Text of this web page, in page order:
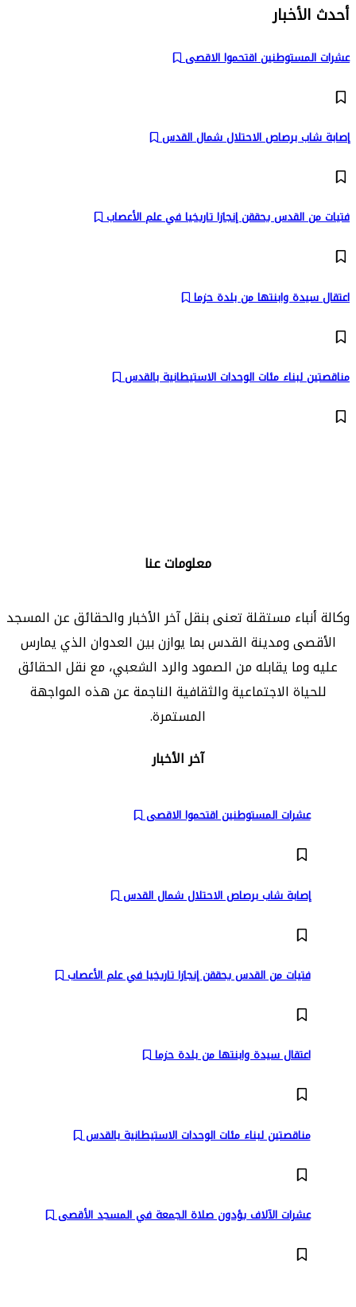
أحدث الأخبار
عشرات المستوطنين اقتحموا الاقصى
إصابة شاب برصاص الاحتلال شمال القدس
فتيات من القدس يحققن إنجازا تاريخيا في علم الأعصاب
اعتقال سيدة وابنتها من بلدة حزما
مناقصتين لبناء مئات الوحدات الاستيطانية بالقدس
معلومات عنا
وكالة أنباء مستقلة تعنى بنقل آخر الأخبار والحقائق عن المسجد
الأقصى ومدينة القدس بما يوازن بين العدوان الذي يمارس
عليه وما يقابله من الصمود والرد الشعبي، مع نقل الحقائق
للحياة الاجتماعية والثقافية الناجمة عن هذه المواجهة
المستمرة.
آخر الأخبار
عشرات المستوطنين اقتحموا الاقصى
إصابة شاب برصاص الاحتلال شمال القدس
فتيات من القدس يحققن إنجازا تاريخيا في علم الأعصاب
اعتقال سيدة وابنتها من بلدة حزما
مناقصتين لبناء مئات الوحدات الاستيطانية بالقدس
عشرات الآلاف يؤدون صلاة الجمعة في المسجد الأقصى